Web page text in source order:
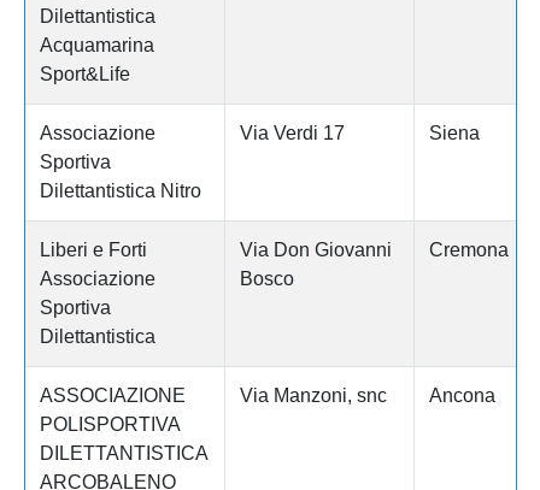
Dilettantistica
Acquamarina
Sport&Life
Associazione
Sportiva
Dilettantistica Nitro
Via Verdi 17 Siena
Liberi e Forti
Associazione
Sportiva
Dilettantistica
Via Don Giovanni
Bosco
Cremona
ASSOCIAZIONE
POLISPORTIVA
DILETTANTISTICA
ARCOBALENO
Via Manzoni, snc Ancona